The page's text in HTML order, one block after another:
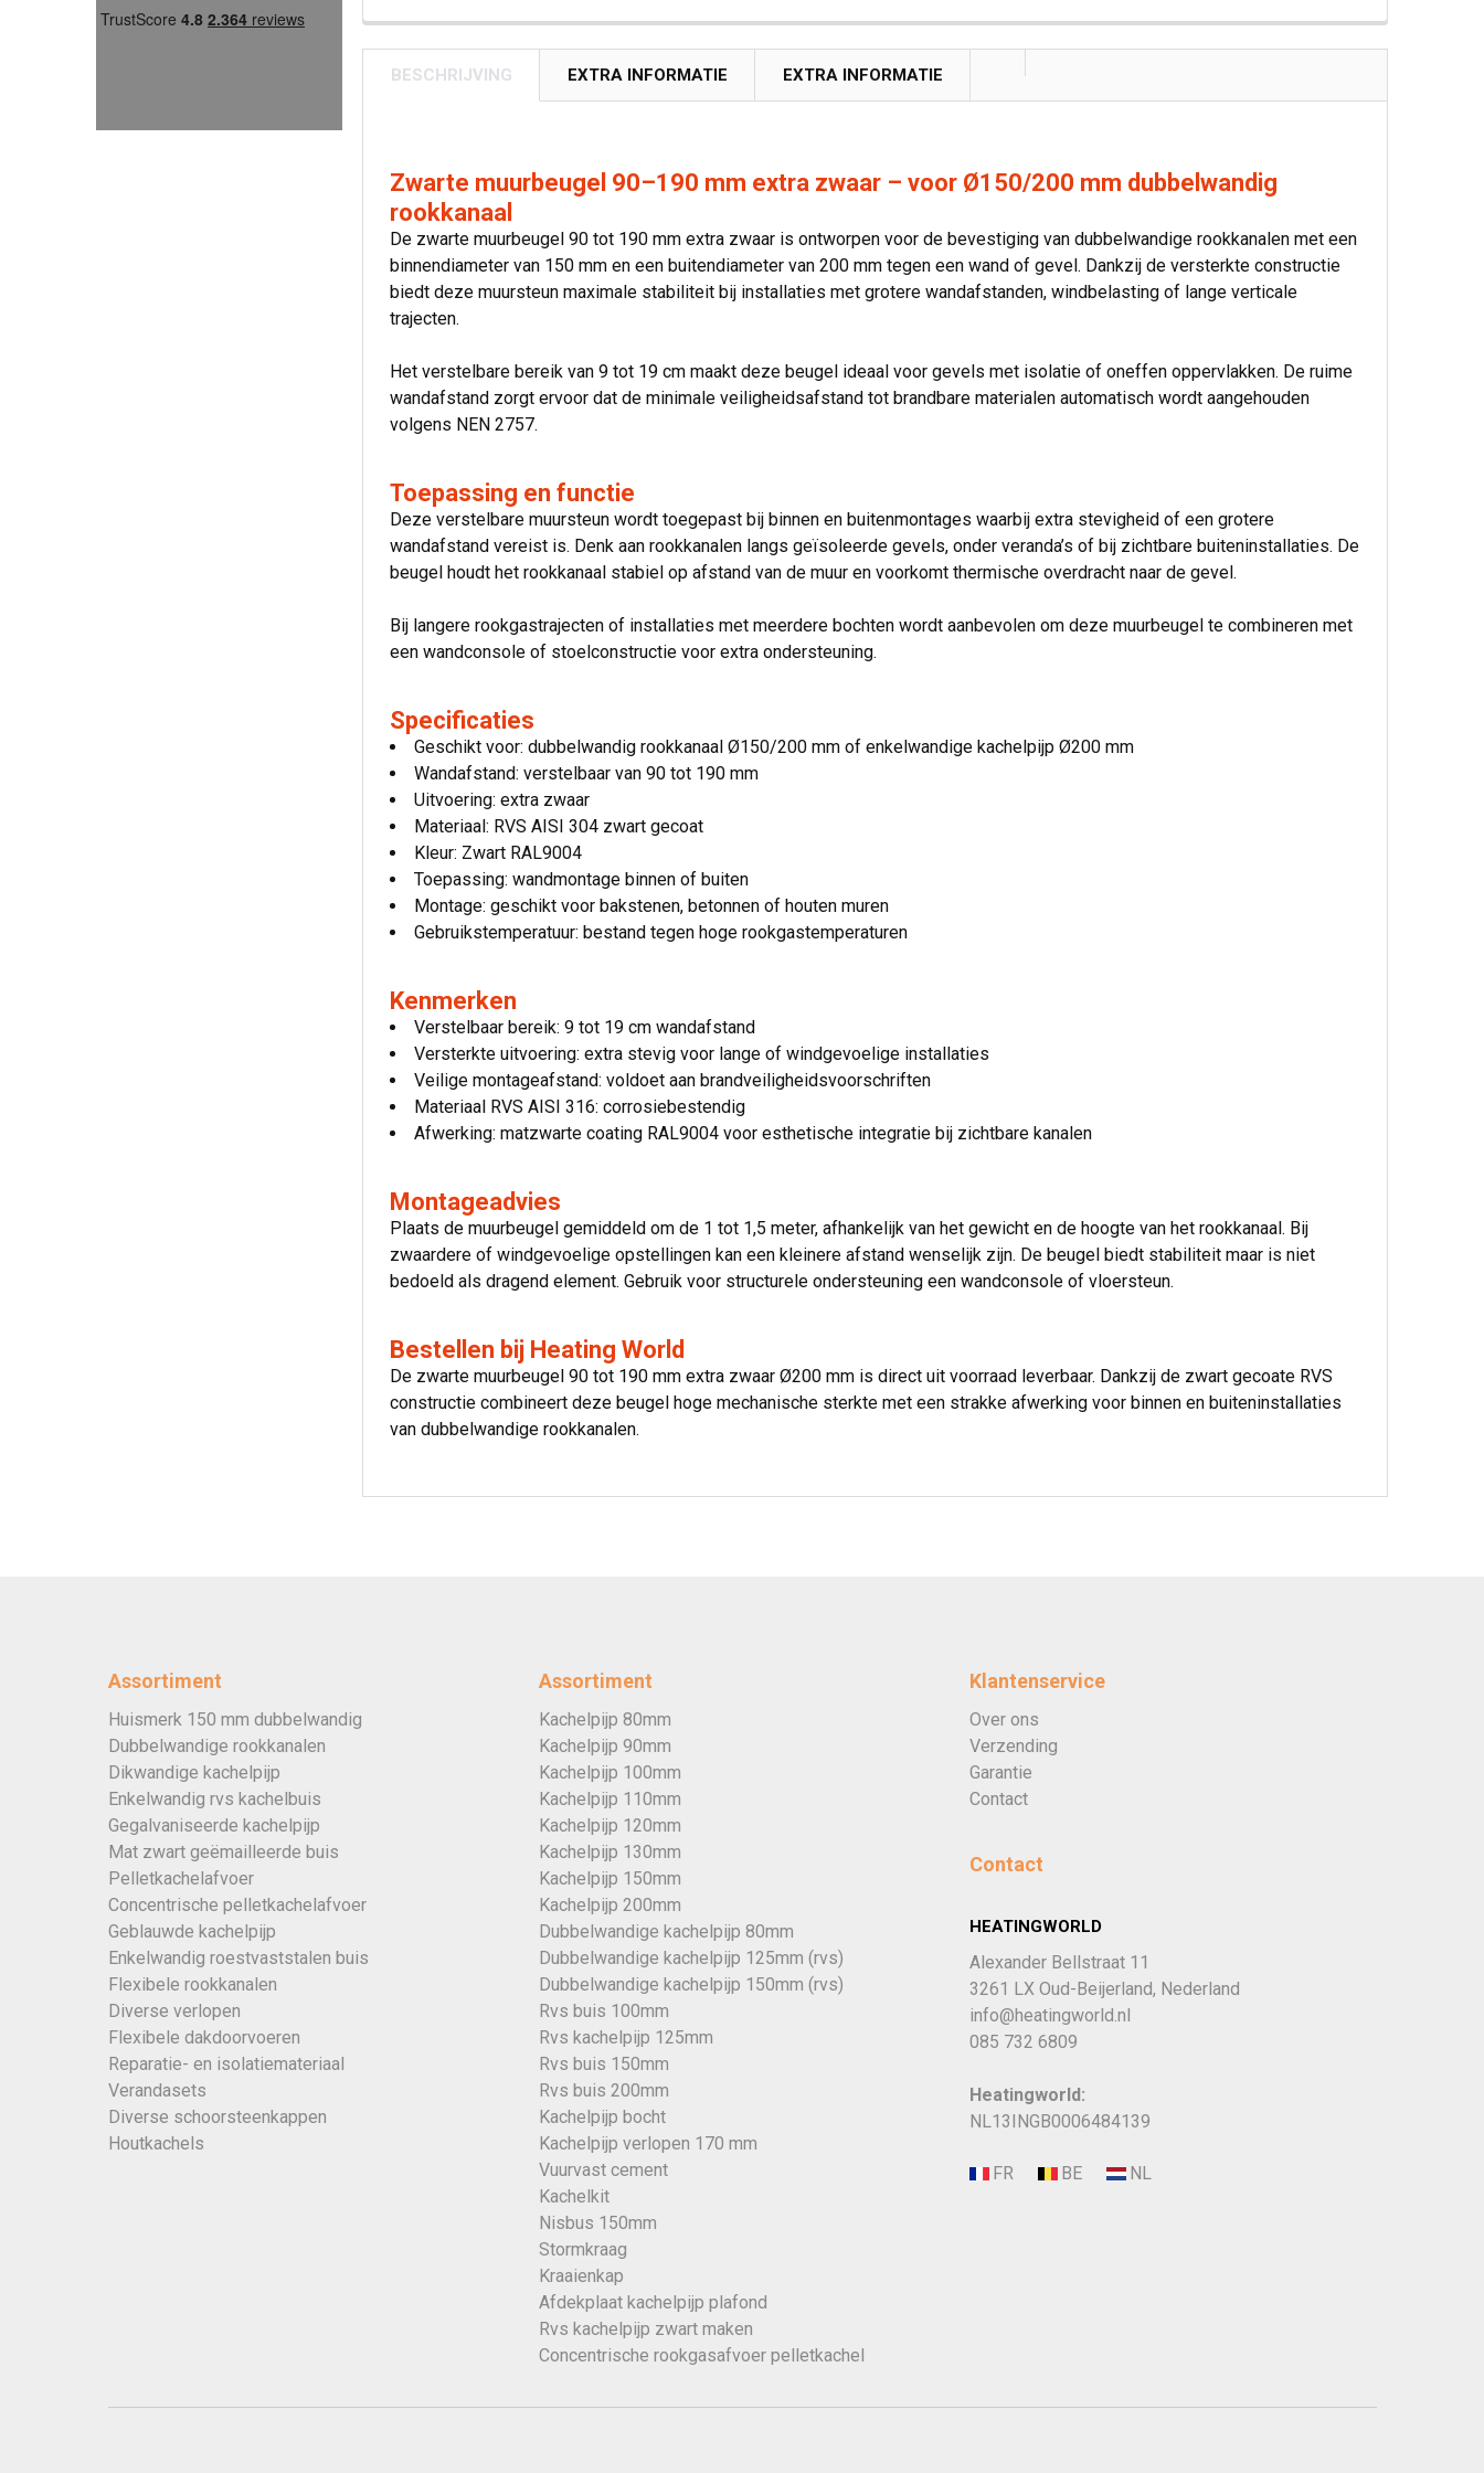
BESCHRIJVING EXTRA INFORMATIE EXTRA INFORMATIE
Zwarte muurbeugel 90–190 mm extra zwaar – voor Ø150/200 mm dubbelwandig
rookkanaal
De zwarte muurbeugel 90 tot 190 mm extra zwaar is ontworpen voor de bevestiging van dubbelwandige rookkanalen met een
binnendiameter van 150 mm en een buitendiameter van 200 mm tegen een wand of gevel. Dankzij de versterkte constructie
biedt deze muursteun maximale stabiliteit bij installaties met grotere wandafstanden, windbelasting of lange verticale
trajecten.
Het verstelbare bereik van 9 tot 19 cm maakt deze beugel ideaal voor gevels met isolatie of oneffen oppervlakken. De ruime
wandafstand zorgt ervoor dat de minimale veiligheidsafstand tot brandbare materialen automatisch wordt aangehouden
volgens NEN 2757.
Toepassing en functie
Deze verstelbare muursteun wordt toegepast bij binnen en buitenmontages waarbij extra stevigheid of een grotere
wandafstand vereist is. Denk aan rookkanalen langs geïsoleerde gevels, onder veranda’s of bij zichtbare buiteninstallaties. De
beugel houdt het rookkanaal stabiel op afstand van de muur en voorkomt thermische overdracht naar de gevel.
Bij langere rookgastrajecten of installaties met meerdere bochten wordt aanbevolen om deze muurbeugel te combineren met
een wandconsole of stoelconstructie voor extra ondersteuning.
Specificaties
Geschikt voor: dubbelwandig rookkanaal Ø150/200 mm of enkelwandige kachelpijp Ø200 mm
Wandafstand: verstelbaar van 90 tot 190 mm
Uitvoering: extra zwaar
Materiaal: RVS AISI 304 zwart gecoat
Kleur: Zwart RAL9004
Toepassing: wandmontage binnen of buiten
Montage: geschikt voor bakstenen, betonnen of houten muren
Gebruikstemperatuur: bestand tegen hoge rookgastemperaturen
Kenmerken
Verstelbaar bereik: 9 tot 19 cm wandafstand
Versterkte uitvoering: extra stevig voor lange of windgevoelige installaties
Veilige montageafstand: voldoet aan brandveiligheidsvoorschriften
Materiaal RVS AISI 316: corrosiebestendig
Afwerking: matzwarte coating RAL9004 voor esthetische integratie bij zichtbare kanalen
Montageadvies
Plaats de muurbeugel gemiddeld om de 1 tot 1,5 meter, afhankelijk van het gewicht en de hoogte van het rookkanaal. Bij
zwaardere of windgevoelige opstellingen kan een kleinere afstand wenselijk zijn. De beugel biedt stabiliteit maar is niet
bedoeld als dragend element. Gebruik voor structurele ondersteuning een wandconsole of vloersteun.
Bestellen bij Heating World
De zwarte muurbeugel 90 tot 190 mm extra zwaar Ø200 mm is direct uit voorraad leverbaar. Dankzij de zwart gecoate RVS
constructie combineert deze beugel hoge mechanische sterkte met een strakke afwerking voor binnen en buiteninstallaties
van dubbelwandige rookkanalen.
Assortiment
Huismerk 150 mm dubbelwandig
Dubbelwandige rookkanalen
Dikwandige kachelpijp
Enkelwandig rvs kachelbuis
Gegalvaniseerde kachelpijp
Mat zwart geëmailleerde buis
Pelletkachelafvoer
Concentrische pelletkachelafvoer
Geblauwde kachelpijp
Enkelwandig roestvaststalen buis
Flexibele rookkanalen
Diverse verlopen
Flexibele dakdoorvoeren
Reparatie- en isolatiemateriaal
Verandasets
Diverse schoorsteenkappen
Houtkachels
Assortiment
Kachelpijp 80mm
Kachelpijp 90mm
Kachelpijp 100mm
Kachelpijp 110mm
Kachelpijp 120mm
Kachelpijp 130mm
Kachelpijp 150mm
Kachelpijp 200mm
Dubbelwandige kachelpijp 80mm
Dubbelwandige kachelpijp 125mm (rvs)
Dubbelwandige kachelpijp 150mm (rvs)
Rvs buis 100mm
Rvs kachelpijp 125mm
Rvs buis 150mm
Rvs buis 200mm
Kachelpijp bocht
Kachelpijp verlopen 170 mm
Vuurvast cement
Kachelkit
Nisbus 150mm
Stormkraag
Kraaienkap
Afdekplaat kachelpijp plafond
Rvs kachelpijp zwart maken
Concentrische rookgasafvoer pelletkachel
Klantenservice
Over ons
Verzending
Garantie
Contact
Contact
HEATINGWORLD
Alexander Bellstraat 11
3261 LX Oud-Beijerland, Nederland
info@heatingworld.nl
085 732 6809
Heatingworld:
NL13INGB0006484139